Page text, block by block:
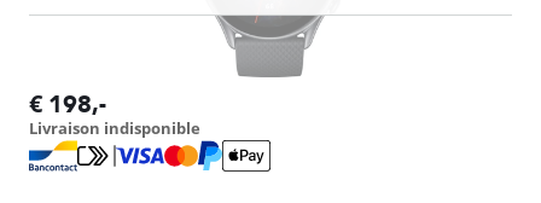
€ 198,-
Livraison indisponible